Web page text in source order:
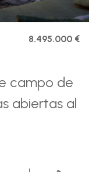
8.495.000 €
campo de
abiertas al